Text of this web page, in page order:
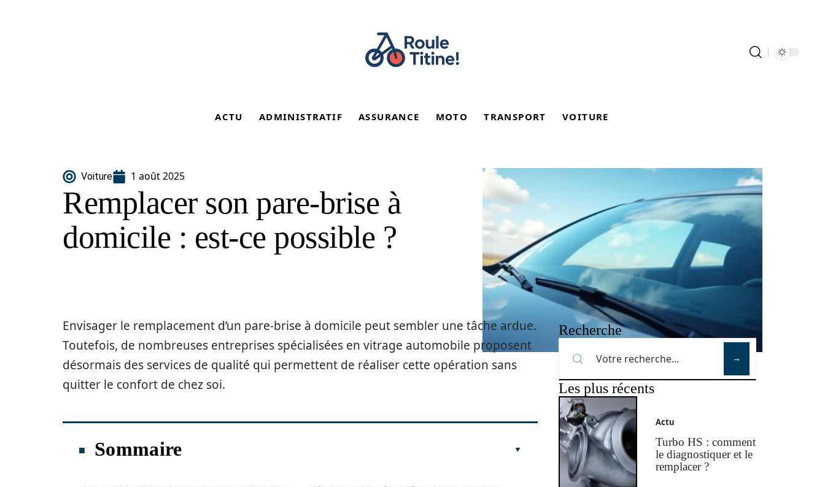
ACTU ADMINISTRATIF ASSURANCE MOTO TRANSPORT VOITURE
Voiture 1 août 2025
Remplacer son pare-brise à
domicile : est-ce possible ?
Envisager le remplacement d’un pare-brise à domicile peut sembler une tâche ardue.
Toutefois, de nombreuses entreprises spécialisées en vitrage automobile proposent
désormais des services de qualité qui permettent de réaliser cette opération sans
quitter le confort de chez soi.
Sommaire
Recherche
Les plus récents
Actu
Turbo HS : comment
le diagnostiquer et le
remplacer ?